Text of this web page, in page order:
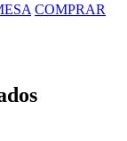
COMPRAR